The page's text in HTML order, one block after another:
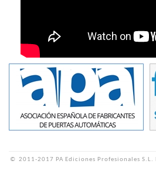
© 2011-2017 PA Ediciones Profesionales S.L.